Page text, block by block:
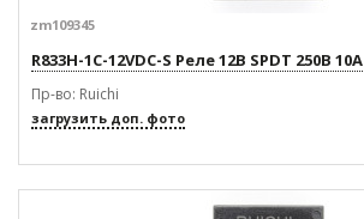
zm109345
R833H-1C-12VDC-S Реле 12В SPDT 250В 10А
Пр-во: Ruichi
загрузить доп. фото